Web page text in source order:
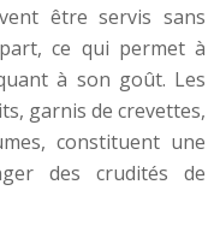
être servis sans
ce qui permet à
à son goût. Les
garnis de crevettes,
constituent une
des crudités de